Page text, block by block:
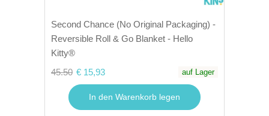
Second Chance (No Original Packaging) -
Reversible Roll & Go Blanket - Hello
Kitty®
45.50 € 15,93 auf Lager
In den Warenkorb legen